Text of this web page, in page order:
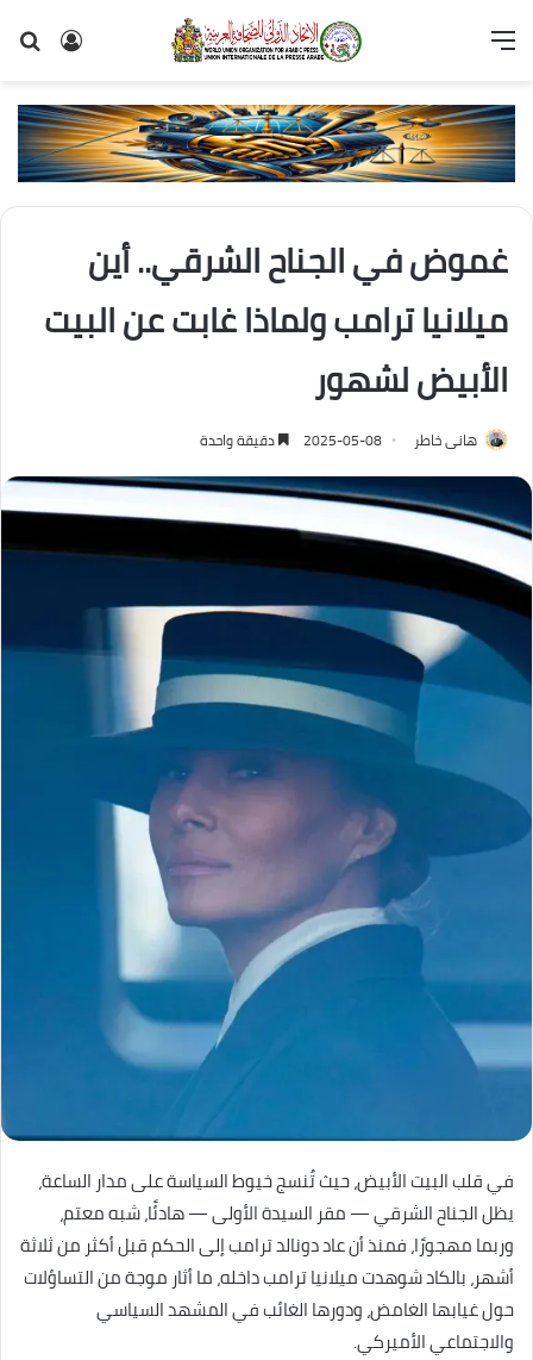
تسجيل
القائمة
غموض في الجناح الشرقي.. أين
ميلانيا ترامب ولماذا غابت عن البيت
الأبيض لشهور
هانى خاطر 2025-05-08 دقيقة واحدة
في قلب البيت الأبيض، حيث تُنسج خيوط السياسة على مدار الساعة،
يظل الجناح الشرقي — مقر السيدة الأولى — هادئًا، شبه معتم،
وربما مهجورًا، فمنذ أن عاد دونالد ترامب إلى الحكم قبل أكثر من ثلاثة
أشهر، بالكاد شوهدت ميلانيا ترامب داخله، ما أثار موجة من التساؤلات
حول غيابها الغامض، ودورها الغائب في المشهد السياسي
والاجتماعي الأميركي.